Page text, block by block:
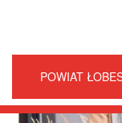
POWIAT